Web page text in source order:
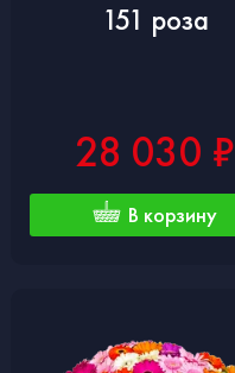
151 роза
28 030 ₽
В корзину